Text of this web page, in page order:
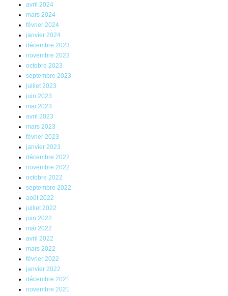
avril 2024
mars 2024
février 2024
janvier 2024
décembre 2023
novembre 2023
octobre 2023
septembre 2023
juillet 2023
juin 2023
mai 2023
avril 2023
mars 2023
février 2023
janvier 2023
décembre 2022
novembre 2022
octobre 2022
septembre 2022
août 2022
juillet 2022
juin 2022
mai 2022
avril 2022
mars 2022
février 2022
janvier 2022
décembre 2021
novembre 2021